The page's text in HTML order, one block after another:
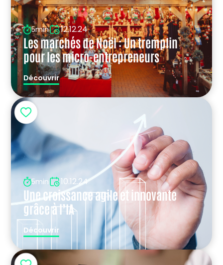
5min 12.12.24
Les marchés de Noël : Un tremplin
pour les micro-entrepreneurs
Découvrir
5min 10.12.24
Une croissance agile et innovante
grâce à l’IA
Découvrir